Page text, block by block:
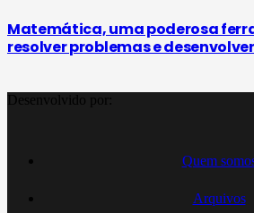
Matemática, uma poderosa
resolver problemas e
Desenvolvido por:
Quem
Arquivos